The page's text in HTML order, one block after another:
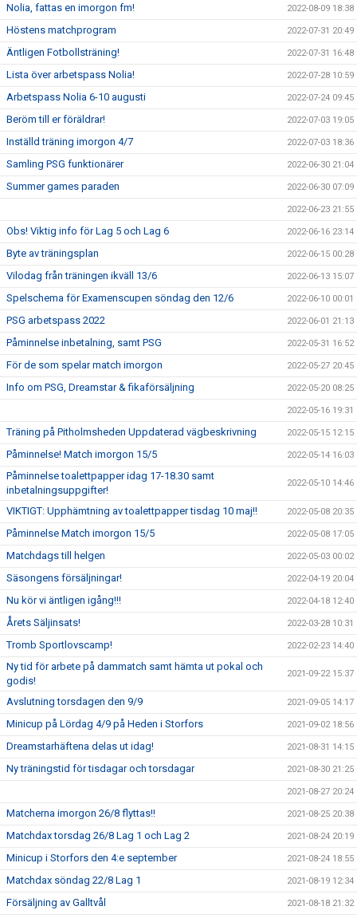
Nolia, fattas en imorgon fm! 2022-08-09 18:38
Höstens matchprogram 2022-07-31 20:49
Äntligen Fotbollsträning! 2022-07-31 16:48
Lista över arbetspass Nolia! 2022-07-28 10:59
Arbetspass Nolia 6-10 augusti 2022-07-24 09:45
Beröm till er föräldrar! 2022-07-03 19:05
Inställd träning imorgon 4/7 2022-07-03 18:36
Samling PSG funktionärer 2022-06-30 21:04
Summer games paraden 2022-06-30 07:09
2022-06-23 21:55
Obs! Viktig info för Lag 5 och Lag 6 2022-06-16 23:14
Byte av träningsplan 2022-06-15 00:28
Vilodag från träningen ikväll 13/6 2022-06-13 15:07
Spelschema för Examenscupen söndag den 12/6 2022-06-10 00:01
PSG arbetspass 2022 2022-06-01 21:13
Påminnelse inbetalning, samt PSG 2022-05-31 16:52
För de som spelar match imorgon 2022-05-27 20:45
Info om PSG, Dreamstar & fikaförsäljning 2022-05-20 08:25
2022-05-16 19:31
Träning på Pitholmsheden Uppdaterad vägbeskrivning 2022-05-15 12:15
Påminnelse! Match imorgon 15/5 2022-05-14 16:03
Påminnelse toalettpapper idag 17-18.30 samt
inbetalningsuppgifter!
2022-05-10 14:46
VIKTIGT: Upphämtning av toalettpapper tisdag 10 maj!! 2022-05-08 20:35
Påminnelse Match imorgon 15/5 2022-05-08 17:05
Matchdags till helgen 2022-05-03 00:02
Säsongens försäljningar! 2022-04-19 20:04
Nu kör vi äntligen igång!!! 2022-04-18 12:40
Årets Säljinsats! 2022-03-28 10:31
Tromb Sportlovscamp! 2022-02-23 14:40
Ny tid för arbete på dammatch samt hämta ut pokal och
godis!
2021-09-22 15:37
Avslutning torsdagen den 9/9 2021-09-05 14:17
Minicup på Lördag 4/9 på Heden i Storfors 2021-09-02 18:56
Dreamstarhäftena delas ut idag! 2021-08-31 14:15
Ny träningstid för tisdagar och torsdagar 2021-08-30 21:25
2021-08-27 20:24
Matcherna imorgon 26/8 flyttas!! 2021-08-25 20:38
Matchdax torsdag 26/8 Lag 1 och Lag 2 2021-08-24 20:19
Minicup i Storfors den 4:e september 2021-08-24 18:55
Matchdax söndag 22/8 Lag 1 2021-08-19 12:34
Försäljning av Galltvål 2021-08-18 21:32